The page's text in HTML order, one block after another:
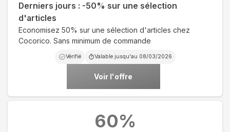
Derniers jours : -50% sur une sélection
d'articles
Economisez 50% sur une sélection d'articles chez
Cocorico. Sans minimum de commande
Vérifié Valable jusqu'au 08/03/2026
Voir l'offre
60%